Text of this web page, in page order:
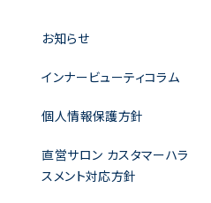
お知らせ
インナービューティコラム
個人情報保護方針
直営サロン カスタマーハラ
スメント対応方針